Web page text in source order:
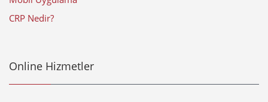
CRP Nedir?
Online Hizmetler